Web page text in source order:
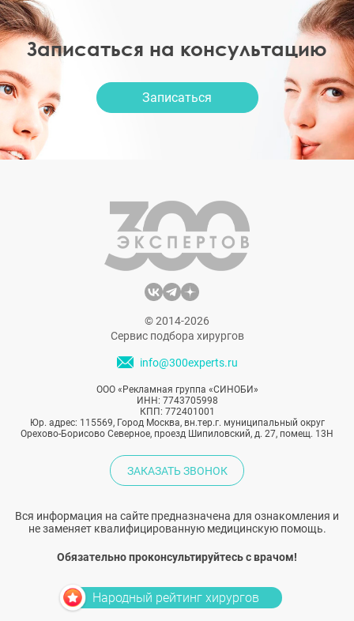
Записаться на консультацию
Записаться
© 2014-2026
Сервис подбора хирургов
info@300experts.ru
ООО «Рекламная группа «СИНОБИ»
ИНН: 7743705998
КПП: 772401001
Юр. адрес: 115569, Город Москва, вн.тер.г. муниципальный округ
Орехово-Борисово Северное, проезд Шипиловский, д. 27, помещ. 13Н
ЗАКАЗАТЬ ЗВОНОК
Вся информация на сайте предназначена для ознакомления и
не заменяет квалифицированную медицинскую помощь.
Обязательно проконсультируйтесь с врачом!
Народный рейтинг хирургов